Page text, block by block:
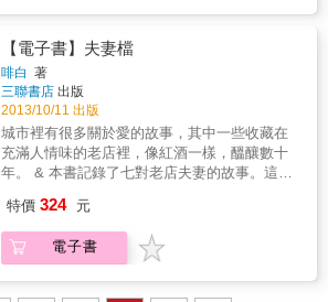
＞、＜性愛處方＞、＜婆媳過招＞、＜婚戀學
習＞等婚姻常見問題，自新婚期至中年期的婚
姻生活中挑出最常見的婚姻危機，以故事描述
點出問題，加以重點分析與說明，並引導解決
之道。 & 專業性──作者為心理學博士、資深婚
姻諮商專家，擁有性教育師/性諮商師雙認證，
擔任婚姻諮商師二十多年，輔導過無數個案，
多家雜誌情愛婚姻專欄作家。
麵，一個座位，一次相視而笑之間。 在漫漫的
長夜中，只要有他相伴就足夠了，在人生的各
種障礙中，只要有他相伴就可以了，真愛博大
深邃，包容、用生命的力量守候著你的愛人，
10年、20年&hellip;&hellip;情不死，愛永存。
【電子書】夫妻檔
啡白 著
三聯書店 出版
2013/10/11 出版
城市裡有很多關於愛的故事，其中一些收藏在
充滿人情味的老店裡，像紅酒一樣，醞釀數十
年。 & 本書記錄了七對老店夫妻的故事。這些
石。書中的主角經營冰廳、米舖、旗袍店、眼
鏡店、印刷店、影樓和大牌檔，一路上他們是
夫妻、是父母，也是拍檔。他們以時間和耐心
特價 324 元
電子書